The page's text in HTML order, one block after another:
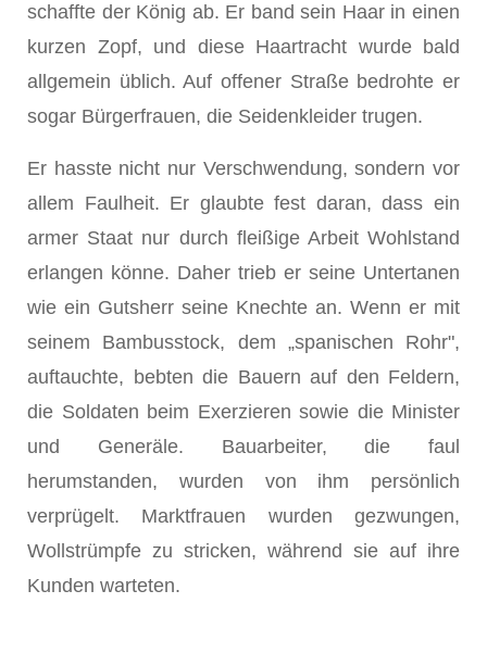
schaffte der König ab. Er band sein Haar in einen
kurzen Zopf, und diese Haartracht wurde bald
allgemein üblich. Auf offener Straße bedrohte er
sogar Bürgerfrauen, die Seidenkleider trugen.
Er hasste nicht nur Verschwendung, sondern vor
allem Faulheit. Er glaubte fest daran, dass ein
armer Staat nur durch fleißige Arbeit Wohlstand
erlangen könne. Daher trieb er seine Untertanen
wie ein Gutsherr seine Knechte an. Wenn er mit
seinem Bambusstock, dem „spanischen Rohr",
auftauchte, bebten die Bauern auf den Feldern,
die Soldaten beim Exerzieren sowie die Minister
und Generäle. Bauarbeiter, die faul
herumstanden, wurden von ihm persönlich
verprügelt. Marktfrauen wurden gezwungen,
Wollstrümpfe zu stricken, während sie auf ihre
Kunden warteten.